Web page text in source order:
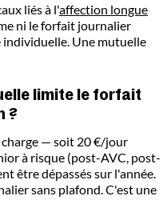
liés à l'affection longue
ni le forfait journalier
Une mutuelle
limite le forfait
?
— soit 20 €/jour
à risque (post-AVC, post-
être dépassés sur l'année.
sans plafond. C'est une